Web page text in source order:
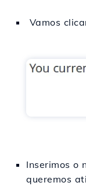
Vamos
Inserimos o
queremos